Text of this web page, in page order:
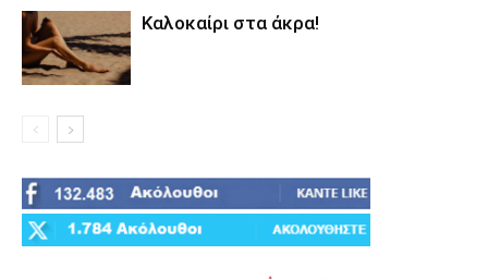
Καλοκαίρι στα άκρα!